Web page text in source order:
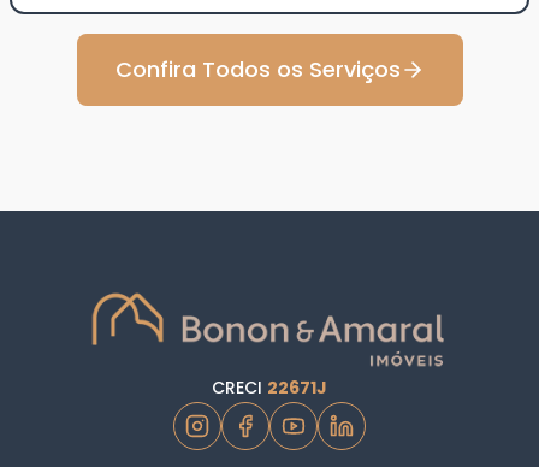
Confira Todos os Serviços
CRECI 22671J